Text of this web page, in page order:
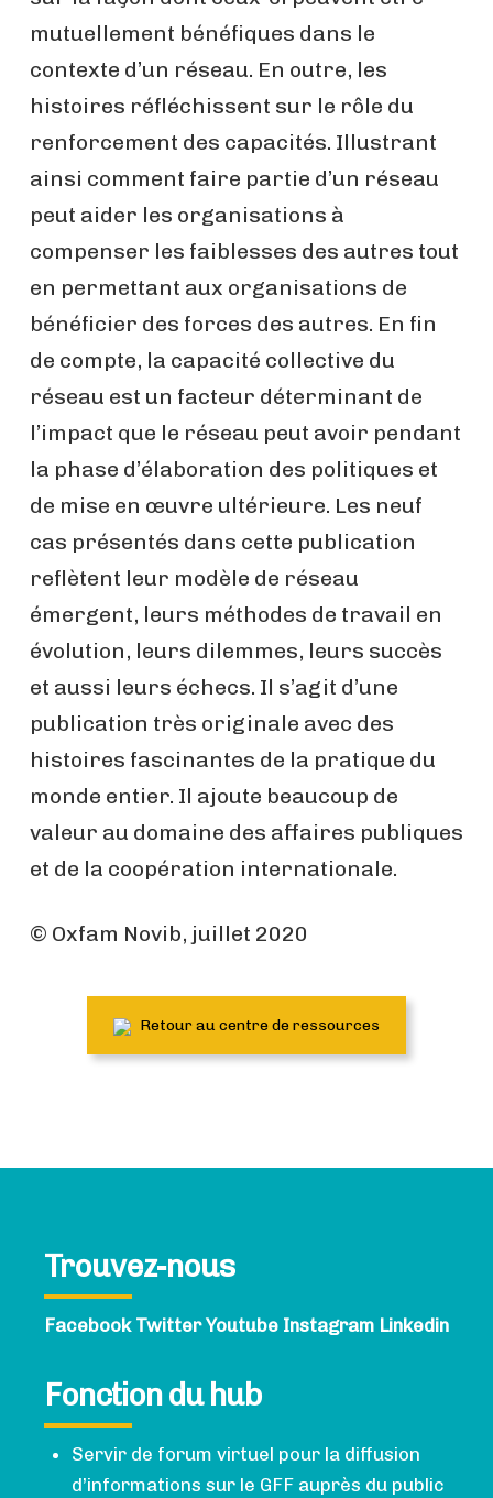
mutuellement bénéfiques dans le
contexte d’un réseau. En outre, les
histoires réfléchissent sur le rôle du
renforcement des capacités. Illustrant
ainsi comment faire partie d’un réseau
peut aider les organisations à
compenser les faiblesses des autres tout
en permettant aux organisations de
bénéficier des forces des autres. En fin
de compte, la capacité collective du
réseau est un facteur déterminant de
l’impact que le réseau peut avoir pendant
la phase d’élaboration des politiques et
de mise en œuvre ultérieure. Les neuf
cas présentés dans cette publication
reflètent leur modèle de réseau
émergent, leurs méthodes de travail en
évolution, leurs dilemmes, leurs succès
et aussi leurs échecs. Il s’agit d’une
publication très originale avec des
histoires fascinantes de la pratique du
monde entier. Il ajoute beaucoup de
valeur au domaine des affaires publiques
et de la coopération internationale.
© Oxfam Novib, juillet 2020
Retour au centre de ressources
Trouvez-nous
Facebook Twitter Youtube Instagram Linkedin
Fonction du hub
Servir de forum virtuel pour la diffusion
d’informations sur le GFF auprès du public